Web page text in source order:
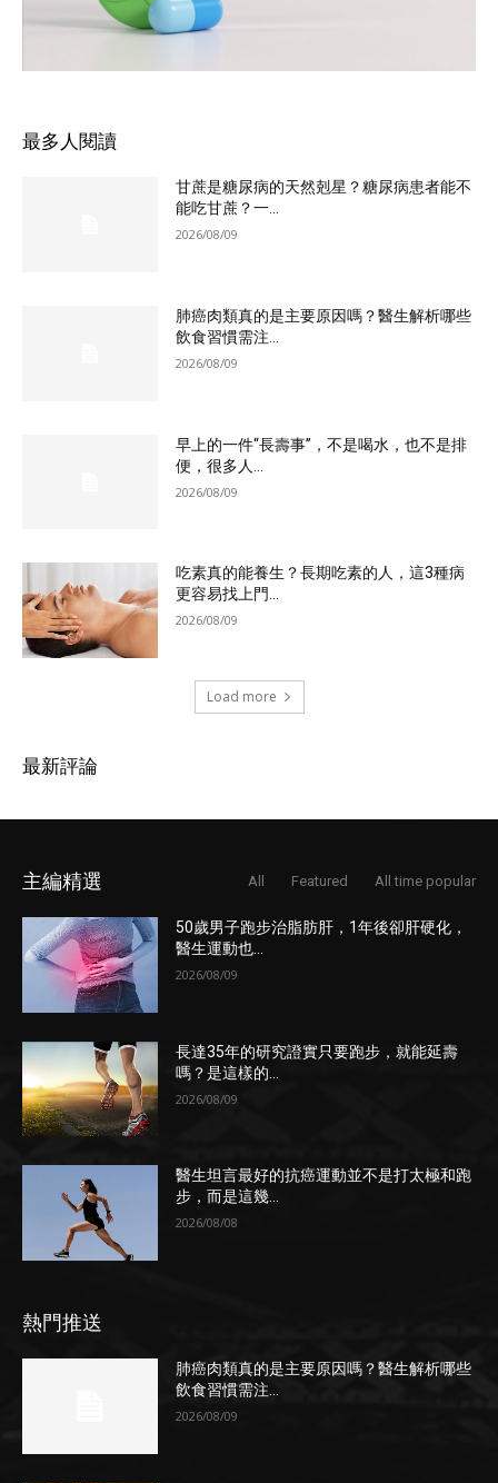
最多人閱讀
甘蔗是糖尿病的天然剋星？糖尿病患者能不
能吃甘蔗？一...
2026/08/09
肺癌肉類真的是主要原因嗎？醫生解析哪些
飲食習慣需注...
2026/08/09
早上的一件“長壽事”，不是喝水，也不是排
便，很多人...
2026/08/09
吃素真的能養生？長期吃素的人，這3種病
更容易找上門...
2026/08/09
Load more
最新評論
主編精選 All Featured All time popular
50歲男子跑步治脂肪肝，1年後卻肝硬化，
醫生運動也...
2026/08/09
長達35年的研究證實只要跑步，就能延壽
嗎？是這樣的...
2026/08/09
醫生坦言最好的抗癌運動並不是打太極和跑
步，而是這幾...
2026/08/08
熱門推送
肺癌肉類真的是主要原因嗎？醫生解析哪些
飲食習慣需注...
2026/08/09